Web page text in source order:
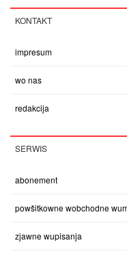
KONTAKT
impresum
wo nas
redakcija
SERWIS
abonement
powšitkowne wobchodne
zjawne wupisanja